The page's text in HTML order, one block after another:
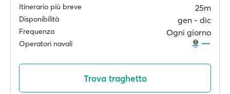
Itinerario più breve 25m
Disponibilità gen ‐ dic
Frequenza Ogni giorno
Operatori navali
Trova traghetto